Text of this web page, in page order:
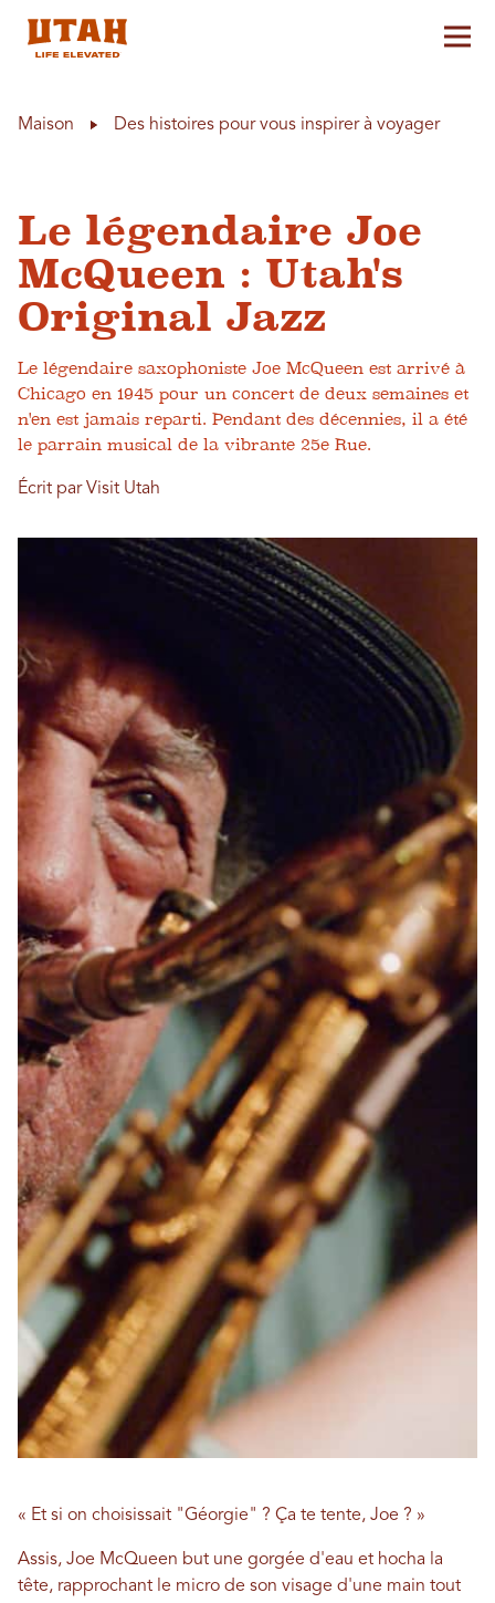
Maison Des histoires pour vous inspirer à voyager
Le légendaire Joe
McQueen : Utah's
Original Jazz
Le légendaire saxophoniste Joe McQueen est arrivé à
Chicago en 1945 pour un concert de deux semaines et
n'en est jamais reparti. Pendant des décennies, il a été
le parrain musical de la vibrante 25e Rue.
Écrit par Visit Utah
« Et si on choisissait "Géorgie" ? Ça te tente, Joe ? »
Assis, Joe McQueen but une gorgée d'eau et hocha la
tête, rapprochant le micro de son visage d'une main tout